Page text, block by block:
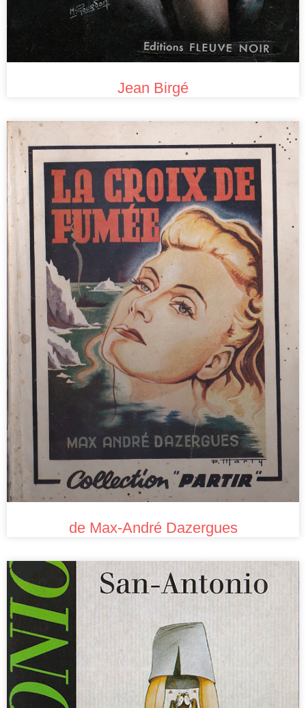
Jean Birgé
de Max-André Dazergues